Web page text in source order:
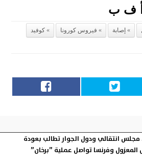
إصابة فيروس كورونا
كوفيد
مجلس انتقالي ودول الجوار تطالب بعودة
المعزول وفرنسا تواصل عملية ”برخان”